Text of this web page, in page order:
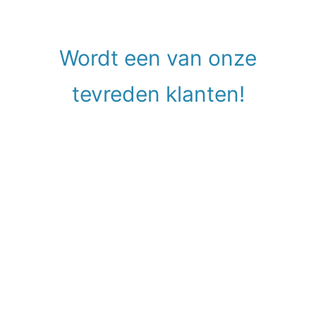
Wordt een van onze
tevreden klanten!